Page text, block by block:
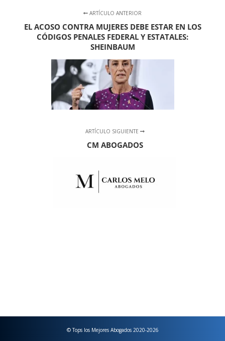
ARTÍCULO ANTERIOR
EL ACOSO CONTRA MUJERES DEBE ESTAR EN LOS
CÓDIGOS PENALES FEDERAL Y ESTATALES:
SHEINBAUM
ARTÍCULO SIGUIENTE
CM ABOGADOS
© Tops los Mejores Abogados 2020-2026